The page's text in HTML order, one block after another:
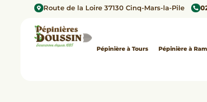
Route de la Loire 37130 Cinq-Mars-la-Pile
Pépinière à Tours Pépinière à